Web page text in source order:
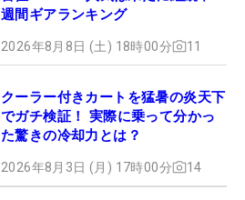
週間ギアランキング
2026年8月8日 (土) 18時00分 11
クーラー付きカートを猛暑の炎天下
でガチ検証！ 実際に乗って分かっ
た驚きの冷却力とは？
2026年8月3日 (月) 17時00分 14